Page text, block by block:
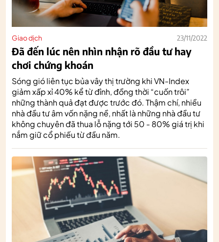
Giao dịch 23/11/2022
Đã đến lúc nên nhìn nhận rõ đầu tư hay
chơi chứng khoán
Sóng gió liên tục bủa vây thị trường khi VN-Index
giảm xấp xỉ 40% kể từ đỉnh, đồng thời “cuốn trôi”
những thành quả đạt được trước đó. Thậm chí, nhiều
nhà đầu tư âm vốn nặng nề, nhất là những nhà đầu tư
không chuyên đã thua lỗ nặng tới 50 - 80% giá trị khi
nắm giữ cổ phiếu từ đầu năm.